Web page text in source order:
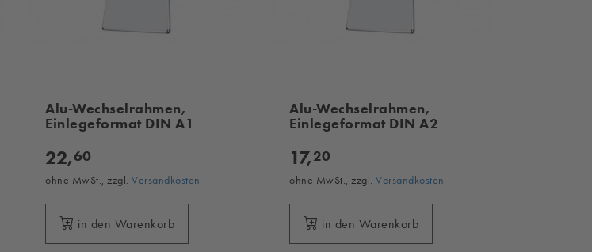
Alu-Wechselrahmen,
Einlegeformat DIN A1
22,60
ohne MwSt., zzgl.Versandkosten
in den Warenkorb
Alu-Wechselrahmen,
Einlegeformat DIN A2
17,20
ohne MwSt., zzgl.Versandkosten
in den Warenkorb